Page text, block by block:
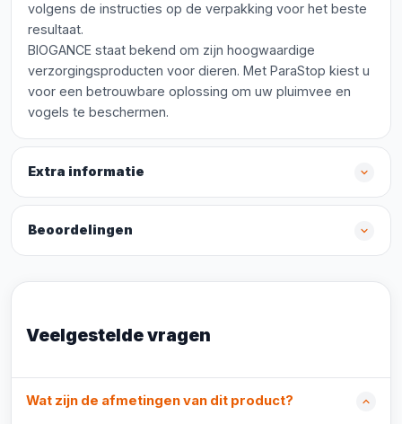
volgens de instructies op de verpakking voor het beste
resultaat.
BIOGANCE staat bekend om zijn hoogwaardige
verzorgingsproducten voor dieren. Met ParaStop kiest u
voor een betrouwbare oplossing om uw pluimvee en
vogels te beschermen.
Extra informatie
Beoordelingen
Veelgestelde vragen
Wat zijn de afmetingen van dit product?